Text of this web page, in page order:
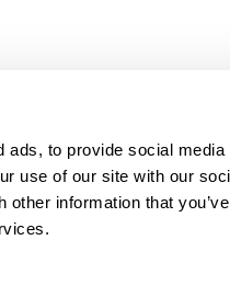
to provide social
use of our site with our
information that